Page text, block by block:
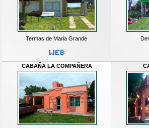
Termas de Maria Grande
CABAÑA LA COMPAÑERA